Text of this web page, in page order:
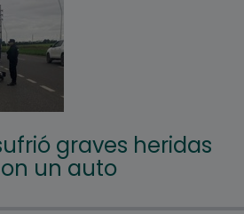
graves heridas
un auto